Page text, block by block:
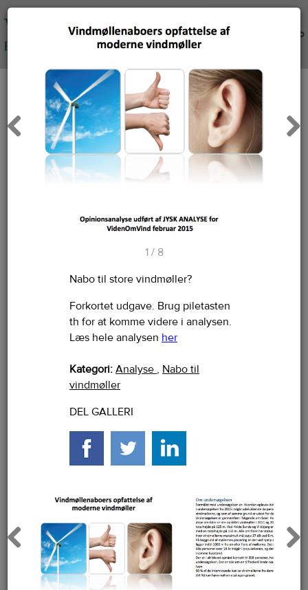
Info
Previous
1 / 8
Nabo til store vindmøller?
Forkortet udgave. Brug piletasten
th for at komme videre i analysen.
Læs hele analysen her
Kategori: Analyse , Nabo til
vindmøller
DEL GALLERI
Previous